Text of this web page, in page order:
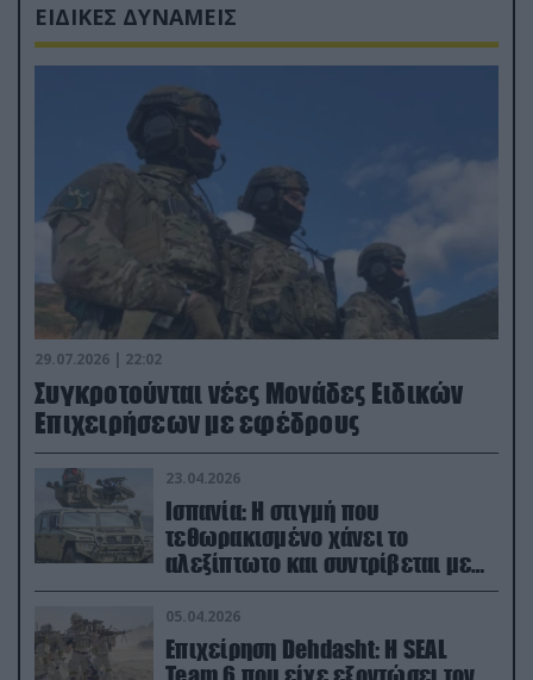
ΕΙΔΙΚΕΣ ΔΥΝΑΜΕΙΣ
29.07.2026 | 22:02
Συγκροτούνται νέες Μονάδες Ειδικών
Επιχειρήσεων με εφέδρους
23.04.2026
Ισπανία: Η στιγμή που
τεθωρακισμένο χάνει το
αλεξίπτωτο και συντρίβεται με
ορμή στο έδαφος (βίντεο)
05.04.2026
Επιχείρηση Dehdasht: Η SEAL